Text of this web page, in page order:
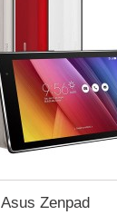
Asus Zenpad